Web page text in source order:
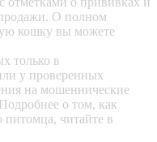
О полном
кошку вы можете
только в
у проверенных
на мошеннические
Подробнее о том, как
питомца, читайте в